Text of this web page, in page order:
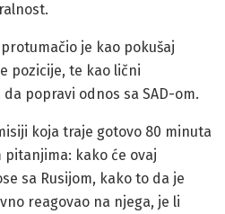
je kao pokušaj
pozicije, te kao lični
da popravi odnos sa SAD-om.
koja traje gotovo 80 minuta
kako će ovaj
sa Rusijom, kako to da je
reagovao na njega, je li